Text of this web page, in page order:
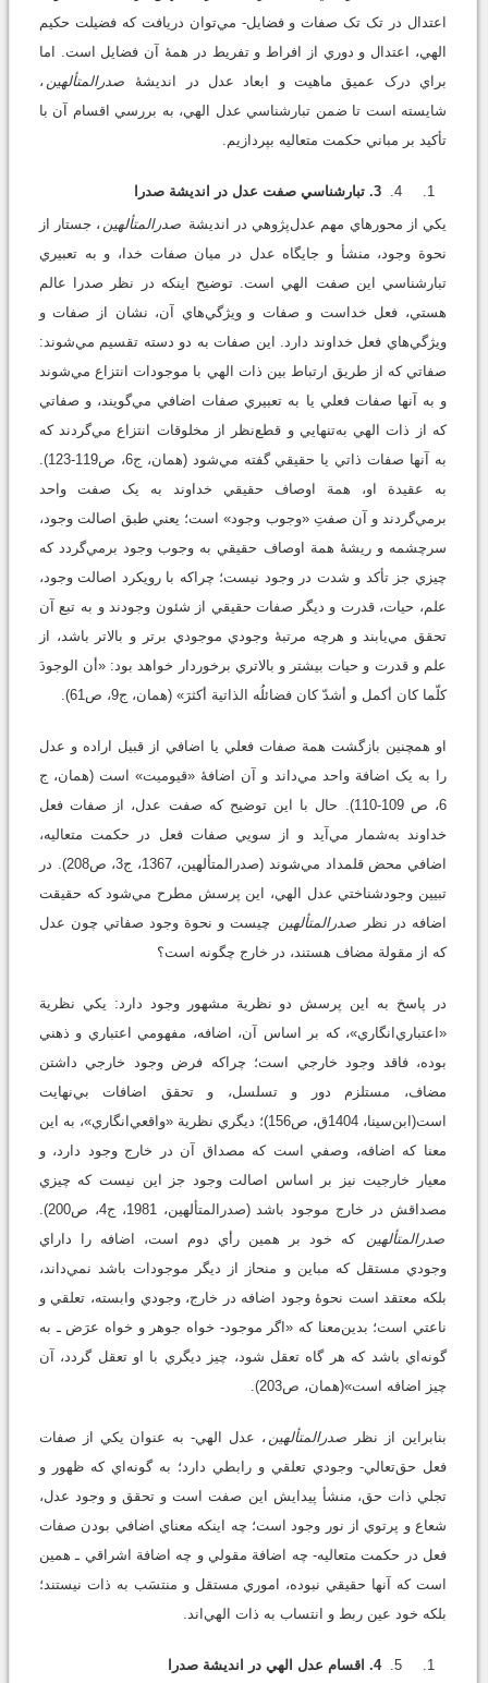
اعتدال در تک تک صفات و فضايل- مي‌توان دريافت که فضيلت حکيم
الهي، اعتدال و دوري از افراط و تفريط در همۀ آن فضايل است. اما
براي درک عميق ماهيت و ابعاد عدل در انديشۀ
صدرالمتألهين ،
شايسته است تا ضمن تبارشناسي عدل الهي، به بررسي اقسام آن با
تأکيد بر مباني حکمت متعاليه بپردازيم.
3. تبارشناسي صفت عدل در انديشة صدرا
يکي از محورهاي مهم عدل‌پژوهي در انديشة صدرالمتألهين ، جستار از
نحوة وجود، منشأ و جايگاه عدل در ميان صفات خدا، و به تعبيري
تبارشناسي اين صفت الهي است. توضيح اينکه در نظر صدرا عالم
هستي، فعل خداست و صفات و ويژگي‌هاي آن، نشان از صفات و
ويژگي‌هاي فعل خداوند دارد. اين صفات به دو دسته تقسيم مي‌شوند:
صفاتي که از طريق ارتباط بين ذات الهي با موجودات انتزاع مي‌شوند
و به آنها صفات فعلي يا به تعبيري صفات اضافي مي‌گويند، و صفاتي
که از ذات الهي به‌تنهايي و قطع‌نظر از مخلوقات انتزاع مي‌گردند که
به آنها صفات ذاتي يا حقيقي گفته مي‌شود (همان، ج6، ص119-123).
به عقيدة او، همة اوصاف حقيقي خداوند به يک صفت واحد
برمي‌گردند و آن صفتِ «وجوب وجود» است؛ يعني طبق اصالت وجود،
سرچشمه و ريشۀ همة اوصاف حقيقي به وجوب وجود برمي‌گردد که
چيزي جز تأکد و شدت در وجود نيست؛ چراکه با رويکرد اصالت وجود،
علم، حيات، قدرت و ديگر صفات حقيقي از شئون وجودند و به تبع آن
تحقق مي‌يابند و هر‌چه مرتبۀ وجودي موجودي برتر و بالاتر باشد، از
علم و قدرت و حيات بيشتر و بالاتري برخوردار خواهد بود: «أن الوجودَ
كلّما كان أكمل و أشدّ كان فضائلُه الذاتية أكثرَ» (همان، ج9، ص61).
او همچنين بازگشت همة صفات فعلي يا اضافي از قبيل اراده و عدل
را به يک اضافة واحد مي‌داند و آن اضافۀ «قيوميت» است (همان، ج
6، ص 109-110). حال با اين توضيح که صفت عدل، از صفات فعل
خداوند به‌شمار مي‌آيد و از سويي صفات فعل در حکمت متعاليه،
اضافي محض قلمداد مي‌شوند (صدرالمتألهين، 1367، ج3، ص208). در
تبيين وجودشناختي عدل الهي، اين پرسش مطرح مي‌شود که حقيقت
اضافه در نظر
صدرالمتألهين چيست و نحوة وجود صفاتي چون عدل
که از مقولة مضاف هستند، در خارج چگونه است؟
در پاسخ به اين پرسش دو نظرية مشهور وجود دارد: يکي نظرية
«اعتباري‌انگاري»، که بر اساس آن، اضافه، مفهومي اعتباري و ذهني
بوده، فاقد وجود خارجي است؛ چراکه فرض وجود خارجي داشتن
مضاف، مستلزم دور و تسلسل، و تحقق اضافات بي‌نهايت
است(ابن‌سينا، 1404ق، ص156)؛ ديگري نظرية «واقعي‌انگاري»، به اين
معنا که اضافه، وصفي است که مصداق آن در خارج وجود دارد، و
معيار خارجيت نيز بر اساس اصالت وجود جز اين نيست که چيزي
مصداقش در خارج موجود باشد (صدرالمتألهين، 1981، ج4، ص200).
صدرالمتألهين
که خود بر همين رأي دوم است، اضافه را داراي
وجودي مستقل که مباين و منحاز از ديگر موجودات باشد نمي‌داند،
بلکه معتقد است نحوۀ وجود اضافه در خارج، وجودي وابسته، تعلقي و
ناعتي است؛ بدين‌معنا که «اگر موجود- خواه جوهر و خواه عرَض ـ به
گونه‌اي باشد که هر گاه تعقل شود، چيز ديگري با او تعقل گردد، آن
چيز اضافه است»(همان، ص203).
بنابراين از نظر صدرالمتألهين ، عدل الهي- به عنوان يکي از صفات
فعل حق‌تعالي- وجودي تعلقي و رابطي دارد؛ به گونه‌اي که ظهور و
تجلي ذات حق، منشأ پيدايش اين صفت است و تحقق و وجود عدل،
شعاع و پرتوي از نور وجود است؛ چه اينکه معناي اضافي بودن صفات
فعل در حکمت متعاليه- چه اضافة مقولي و چه اضافة اشراقي ـ همين
است که آنها حقيقي نبوده، اموري مستقل و منتسَب به ذات نيستند؛
بلکه خود عين ربط و انتساب به ذات الهي‌اند.
4. اقسام عدل الهي در انديشة صدرا